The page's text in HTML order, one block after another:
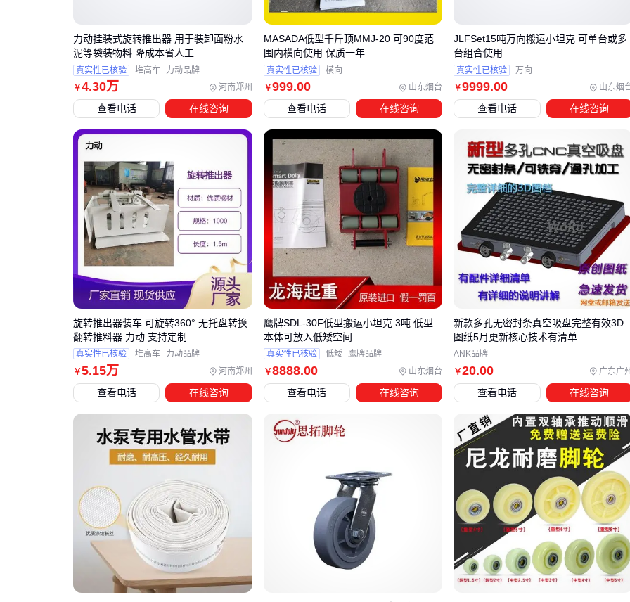
自行车链轮
则优先考虑轻量化和防锈性能，材质选择更为
关键
选型前明确主要应用场景，能有效避免采购后才发现参数与需
求错配的情况。
三、什么时候该用皮带轮替代1.3寸链轮？
当传动系统需要更安静的运行或存在轻微轴偏移时，
可能是比链轮更合适的选择。皮带传动通过弹性带体吸收振
动，特别适合对噪音敏感的环境，如室内设备或精密仪器。但
需注意皮带轮在重载或高精度同步传动场景下可能打滑，此时
仍需坚持使用链轮。
摩托车等交通工具的链轮选型则需要特殊考虑：
频繁启停场景需要更高耐磨性的铬合金材质
双排链轮
设计能分散应力，延长恶劣路况下的使用寿命
在输送机等工业场景中，1.3寸链轮与同步带轮
的取舍取决于
链轮适合润滑条件良好的封闭环境，传动效率更稳定
同步带轮在粉尘环境中更易维护，但需要定期检查齿形磨损
极端负载情况下，链轮的抗冲击能力通常更有优势
最终决策时，建议先明确设备对传动效率、噪音容忍度和维护
周期的核心要求，再对比不同方案的适配性。选错传动方式不
仅影响即时性能，还会导致后续更换整套传动系统的额外成
本。
四、为什么1.3寸链轮需要配套系统才能发挥最佳性能？
￥4.30万 河南郑州
力动挂装式旋转推出器 用于装卸面粉水
泥等袋装物料 降成本省人工
真实性已核验 堆高车 力动品牌
查看电话 在线咨询
￥999.00 山东烟台
MASADA低型千斤顶MMJ-20 可90度范
围内横向使用 保质一年
真实性已核验 横向
查看电话 在线咨询
￥9999.00 山东烟
JLFSet15吨万向搬运小坦克 可单台或多
台组合使用
真实性已核验 万向
查看电话 在线咨询
￥5.15万 河南郑州
旋转推出器装车 可旋转360° 无托盘转换
翻转推料器 力动 支持定制
真实性已核验 堆高车 力动品牌
查看电话 在线咨询
￥8888.00 山东烟台
鹰牌SDL-30F低型搬运小坦克 3吨 低型
本体可放入低矮空间
真实性已核验 低矮 鹰牌品牌
查看电话 在线咨询
￥20.00 广东广
新款多孔无密封条真空吸盘完整有效3D
图纸5月更新核心技术有清单
ANK品牌
查看电话 在线咨询